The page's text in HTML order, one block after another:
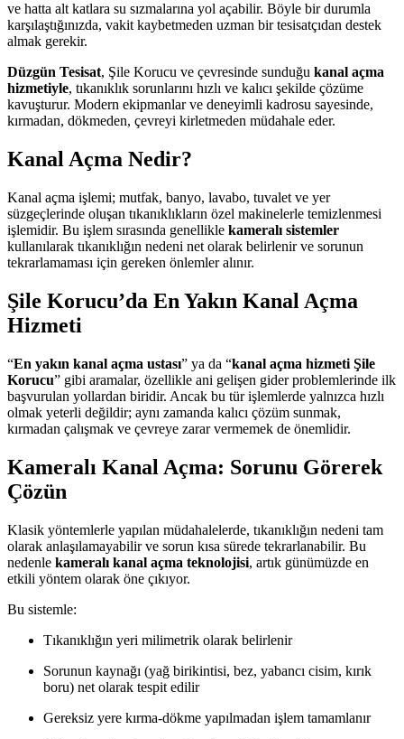
ve hatta alt katlara su sızmalarına yol açabilir. Böyle bir durumla
karşılaştığınızda, vakit kaybetmeden uzman bir tesisatçıdan destek
almak gerekir.
Düzgün Tesisat, Şile Korucu ve çevresinde sunduğu kanal açma
hizmetiyle, tıkanıklık sorunlarını hızlı ve kalıcı şekilde çözüme
kavuşturur. Modern ekipmanlar ve deneyimli kadrosu sayesinde,
kırmadan, dökmeden, çevreyi kirletmeden müdahale eder.
Kanal Açma Nedir?
Kanal açma işlemi; mutfak, banyo, lavabo, tuvalet ve yer
süzgeçlerinde oluşan tıkanıklıkların özel makinelerle temizlenmesi
işlemidir. Bu işlem sırasında genellikle kameralı sistemler
kullanılarak tıkanıklığın nedeni net olarak belirlenir ve sorunun
tekrarlamaması için gereken önlemler alınır.
Şile Korucu’da En Yakın Kanal Açma
Hizmeti
“En yakın kanal açma ustası” ya da “kanal açma hizmeti Şile
Korucu” gibi aramalar, özellikle ani gelişen gider problemlerinde ilk
başvurulan yollardan biridir. Ancak bu tür işlemlerde yalnızca hızlı
olmak yeterli değildir; aynı zamanda kalıcı çözüm sunmak,
kırmadan çalışmak ve çevreye zarar vermemek de önemlidir.
Kameralı Kanal Açma: Sorunu Görerek
Çözün
Klasik yöntemlerle yapılan müdahalelerde, tıkanıklığın nedeni tam
olarak anlaşılamayabilir ve sorun kısa sürede tekrarlanabilir. Bu
nedenle kameralı kanal açma teknolojisi, artık günümüzde en
etkili yöntem olarak öne çıkıyor.
Bu sistemle:
Tıkanıklığın yeri milimetrik olarak belirlenir
Sorunun kaynağı (yağ birikintisi, bez, yabancı cisim, kırık
boru) net olarak tespit edilir
Gereksiz yere kırma-dökme yapılmadan işlem tamamlanır